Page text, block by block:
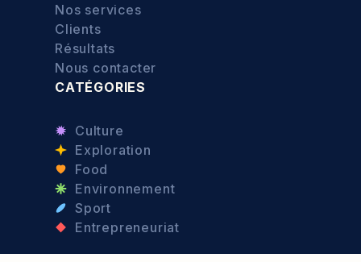
Nos services
Clients
Résultats
Nous contacter
CATÉGORIES
Culture
Exploration
Food
Environnement
Sport
Entrepreneuriat